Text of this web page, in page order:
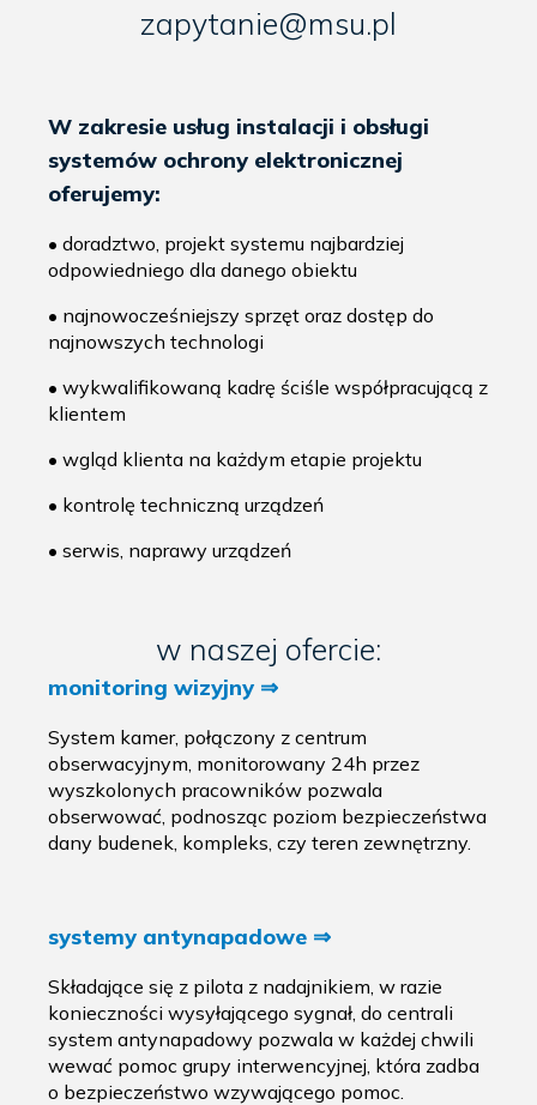
zapytanie@msu.pl
W zakresie usług instalacji i obsługi
systemów ochrony elektronicznej
oferujemy:
• doradztwo, projekt systemu najbardziej
odpowiedniego dla danego obiektu
• najnowocześniejszy sprzęt oraz dostęp do
najnowszych technologi
• wykwalifikowaną kadrę ściśle współpracującą z
klientem
• wgląd klienta na każdym etapie projektu
• kontrolę techniczną urządzeń
• serwis, naprawy urządzeń
w naszej ofercie:
monitoring wizyjny ⇒
System kamer, połączony z centrum
obserwacyjnym, monitorowany 24h przez
wyszkolonych pracowników pozwala
obserwować, podnosząc poziom bezpieczeństwa
dany budenek, kompleks, czy teren zewnętrzny.
systemy antynapadowe ⇒
Składające się z pilota z nadajnikiem, w razie
konieczności wysyłającego sygnał, do centrali
system antynapadowy pozwala w każdej chwili
wewać pomoc grupy interwencyjnej, która zadba
o bezpieczeństwo wzywającego pomoc.